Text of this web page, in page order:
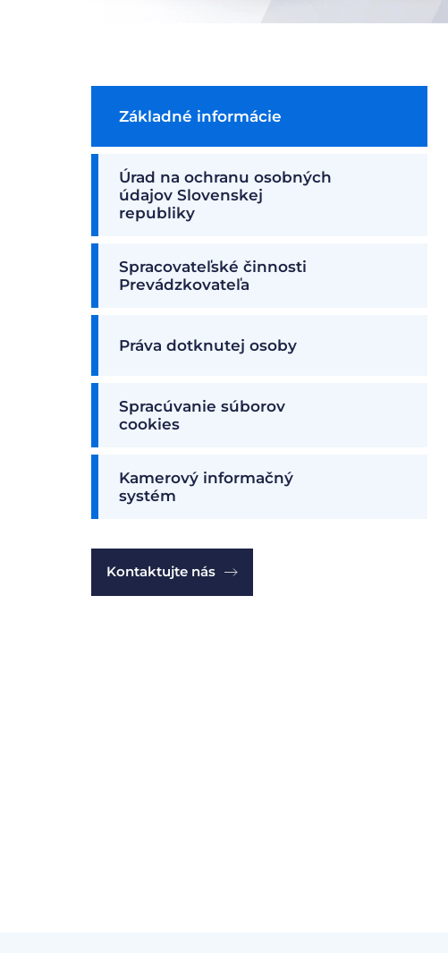
Základné informácie
Úrad na ochranu osobných
údajov Slovenskej
republiky
Spracovateľské činnosti
Prevádzkovateľa
Práva dotknutej osoby
Spracúvanie súborov
cookies
Kamerový informačný
systém
Kontaktujte nás